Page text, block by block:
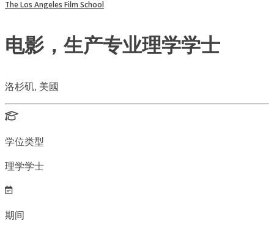
The Los Angeles Film School
电影，生产专业理学学士
洛杉矶, 美國
学位类型
理学学士
期间